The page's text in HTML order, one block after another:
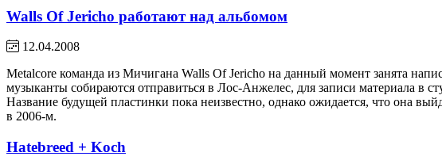
Walls Of Jericho работают над альбомом
12.04.2008
Metalcore команда из Мичигана Walls Of Jericho на данный момент занята
музыканты собираются отправиться в Лос-Анжелес, для записи материала
Название будущей пластинки пока неизвестно, однако ожидается, что она
в 2006-м.
Hatebreed + Koch